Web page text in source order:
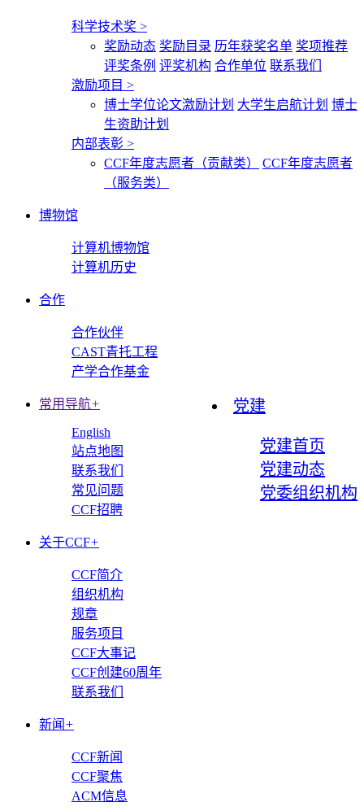
科学技术奖 >
奖励动态 奖励目录 历年获奖名单 奖项推荐
评奖条例 评奖机构 合作单位 联系我们
激励项目 >
博士学位论文激励计划 大学生启航计划 博士
生资助计划
内部表彰 >
CCF年度志愿者（贡献类）
CCF年度志愿者
（服务类）
博物馆
计算机博物馆
计算机历史
合作
合作伙伴
CAST青托工程
产学合作基金
党建
党建首页
党建动态
党委组织机构
常用导航+
English
站点地图
联系我们
常见问题
CCF招聘
关于CCF+
CCF简介
组织机构
规章
服务项目
CCF大事记
CCF创建60周年
联系我们
新闻 +
CCF新闻
CCF聚焦
ACM信息